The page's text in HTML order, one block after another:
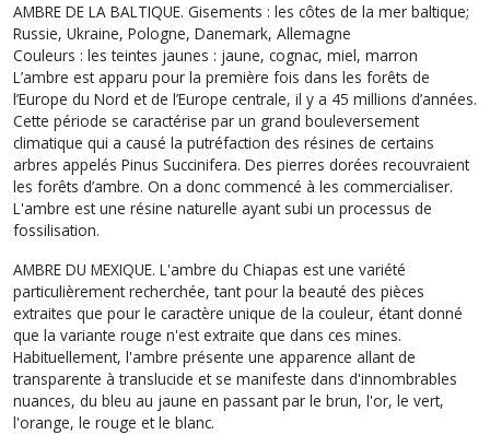
AMBRE DE LA BALTIQUE. Gisements : les côtes de la mer baltique;
Russie, Ukraine, Pologne, Danemark, Allemagne
Couleurs : les teintes jaunes : jaune, cognac, miel, marron
L’ambre est apparu pour la première fois dans les forêts de
l’Europe du Nord et de l’Europe centrale, il y a 45 millions d’années.
Cette période se caractérise par un grand bouleversement
climatique qui a causé la putréfaction des résines de certains
arbres appelés Pinus Succinifera. Des pierres dorées recouvraient
les forêts d’ambre. On a donc commencé à les commercialiser.
L'ambre est une résine naturelle ayant subi un processus de
fossilisation.
AMBRE DU MEXIQUE. L'ambre du Chiapas est une variété
particulièrement recherchée, tant pour la beauté des pièces
extraites que pour le caractère unique de la couleur, étant donné
que la variante rouge n'est extraite que dans ces mines.
Habituellement, l'ambre présente une apparence allant de
transparente à translucide et se manifeste dans d'innombrables
nuances, du bleu au jaune en passant par le brun, l'or, le vert,
l'orange, le rouge et le blanc.